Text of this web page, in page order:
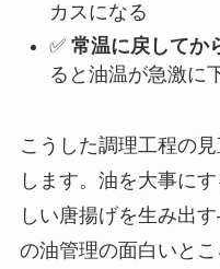
カスになる
✅ 常温に戻してか
ると油温が急激に
こうした調理工程の見
します。油を大事に
しい唐揚げを生み出
の油管理の面白いとこ